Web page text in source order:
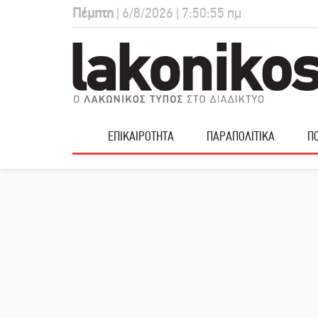
Πέμπτη | 6/8/2026 | 7:50:56 πμ
ΕΠΙΚΑΙΡΟΤΗΤΑ ΠΑΡΑΠΟΛΙΤΙΚΑ